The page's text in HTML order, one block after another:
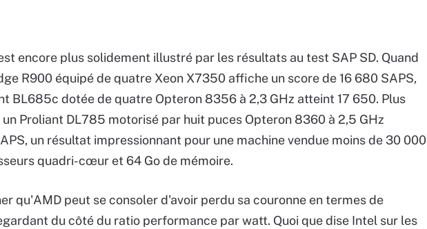
encore plus solidement illustré par les résultats au test SAP SD. Quand
R900 équipé de quatre Xeon X7350 affiche un score de 16 680 SAPS,
BL685c dotée de quatre Opteron 8356 à 2,3 GHz atteint 17 650. Plus
Proliant DL785 motorisé par huit puces Opteron 8360 à 2,5 GHz
un résultat impressionnant pour une machine vendue moins de 30 000
quadri-cœur et 64 Go de mémoire.
qu'AMD peut se consoler d'avoir perdu sa couronne en termes de
du côté du ratio performance par watt. Quoi que dise Intel sur les